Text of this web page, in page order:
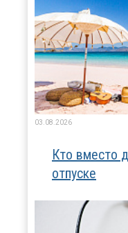
03.08.2026
Кто вместо
отпуске